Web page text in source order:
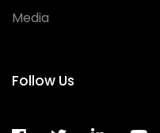
Media
Follow Us